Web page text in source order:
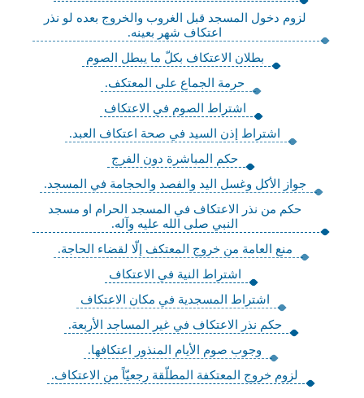
لزوم دخول المسجد قبل الغروب والخروج بعده لو نذر
اعتكاف شهر بعينه.
بطلان الاعتكاف بكلّ ما يبطل الصوم
حرمة الجماع على المعتكف.
اشتراط الصوم في الاعتكاف
اشتراط إذن السيد في صحة اعتكاف العبد.
حكم المباشرة دون الفرج
جواز الأكل وغسل اليد والفصد والحجامة في المسجد.
حكم من نذر الاعتكاف في المسجد الحرام او مسجد
النبي صلى الله عليه وآله.
منع العامة من خروج المعتكف إلّا لقضاء الحاجة.
اشتراط النية في الاعتكاف
اشتراط المسجدية في مكان الاعتكاف
حكم نذر الاعتكاف في غير المساجد الأربعة.
وجوب صوم الأيام المنذور اعتكافها.
لزوم خروج المعتكفة المطلّقة رجعيّاً من الاعتكاف.